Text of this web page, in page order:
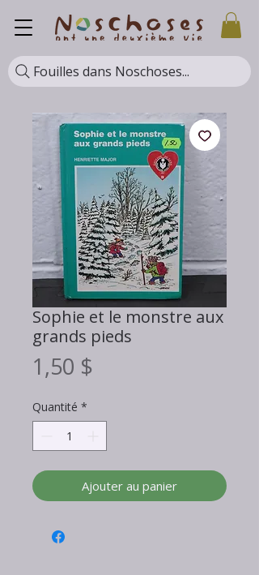
Fouilles dans Noschoses...
Sophie et le monstre aux
grands pieds
1,50 $
Quantité *
Ajouter au panier